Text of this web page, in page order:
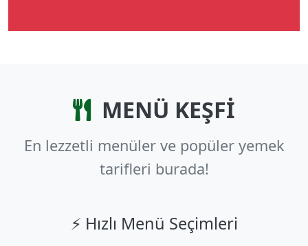
MENÜ KEŞFİ
En lezzetli menüler ve popüler yemek
tarifleri burada!
⚡ Hızlı Menü Seçimleri